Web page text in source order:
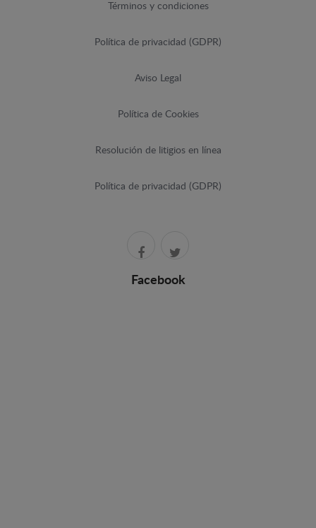
Términos y condiciones
Política de privacidad (GDPR)
Aviso Legal
Política de Cookies
Resolución de litigios en línea
Política de privacidad (GDPR)
Facebook